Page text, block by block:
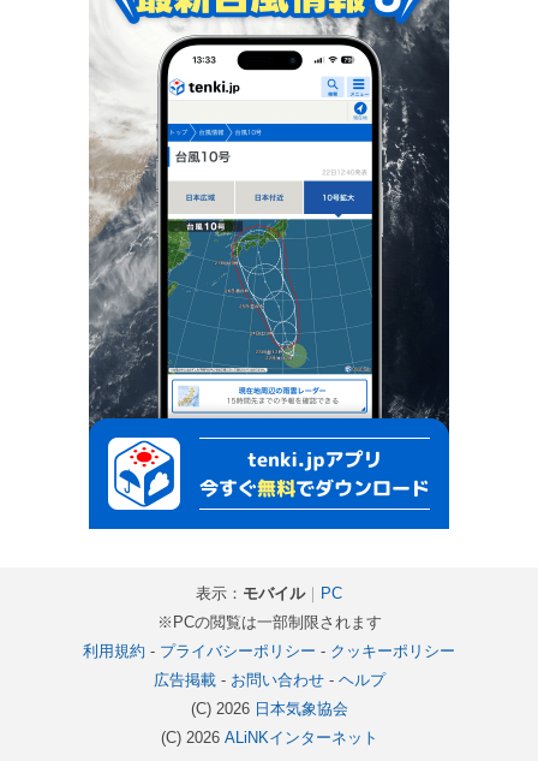
表示： モバイル｜ PC
※PCの閲覧は一部制限されます
利用規約 - プライバシーポリシー - クッキーポリシー
広告掲載- お問い合わせ- ヘルプ
(C) 2026 日本気象協会
(C) 2026 ALiNKインターネット